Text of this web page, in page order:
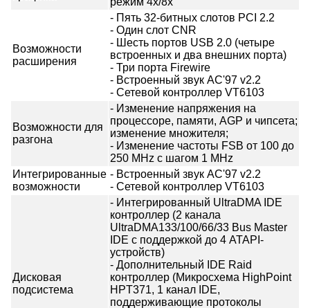
Возможности
расширения
- Пять 32-битных слотов PCI 2.2
- Один слот CNR
- Шесть портов USB 2.0 (четыре
встроенных и два внешних порта)
- Три порта Firewire
- Встроенный звук AC'97 v2.2
- Сетевой контроллер VT6103
Возможности для
разгона
- Изменение напряжения на
процессоре, памяти, AGP и чипсета;
изменение множителя;
- Изменение частоты FSB от 100 до
250 MHz с шагом 1 MHz
Интегрированные
возможности
- Встроенный звук AC'97 v2.2
- Сетевой контроллер VT6103
Дисковая
подсистема
- Интегрированный UltraDMA IDE
контроллер (2 канала
UltraDMA133/100/66/33 Bus Master
IDE с поддержкой до 4 ATAPI-
устройств)
- Дополнительный IDE Raid
контроллер (Микросхема HighPoint
HPT371, 1 канал IDE,
поддерживающие протоколы